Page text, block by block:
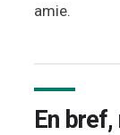
amie.
En